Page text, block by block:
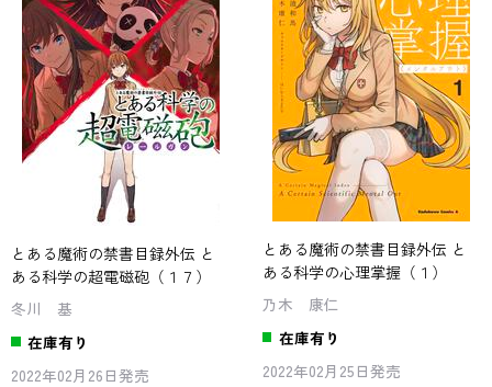
とある魔術の禁書目録外伝 と
ある科学の超電磁砲（１７）
冬川 基
在庫有り
2022年02月26日発売
とある魔術の禁書目録外伝 と
ある科学の心理掌握（１）
乃木 康仁
在庫有り
2022年02月25日発売